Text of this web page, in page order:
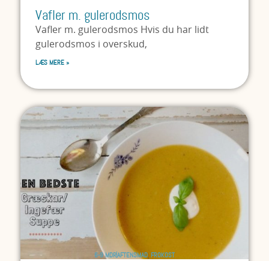
Vafler m. gulerodsmos
Vafler m. gulerodsmos Hvis du har lidt
gulerodsmos i overskud,
LÆS MERE »
6-9 MDRAFTENSMAD, FROKOST